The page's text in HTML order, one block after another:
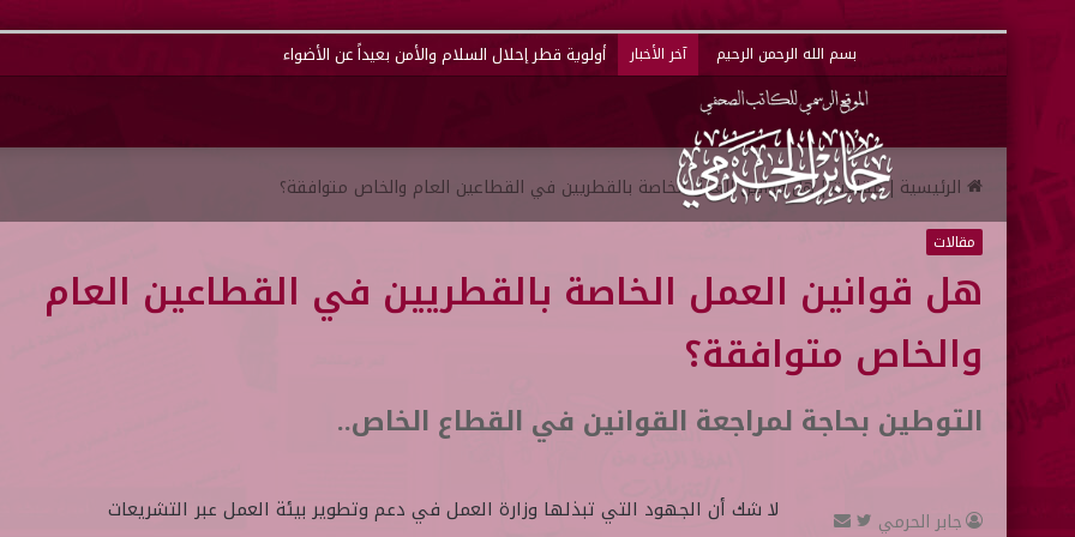
بسم الله الرحمن الرحيم آخر الأخبار أولوية قطر إحلال السلام والأمن بعيداً عن الأضواء
الرئيسية |مقالات|هل قوانين العمل الخاصة بالقطريين في القطاعين العام والخاص متوافقة؟
مقالات
هل قوانين العمل الخاصة بالقطريين في القطاعين العام
والخاص متوافقة؟
التوطين بحاجة لمراجعة القوانين في القطاع الخاص..
لا شك أن الجهود التي تبذلها وزارة العمل في دعم وتطوير بيئة العمل عبر التشريعات
جابر الحرمي
ت